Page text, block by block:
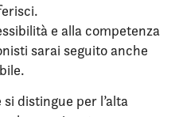
e alla competenza
sarai seguito anche
distingue per l’alta